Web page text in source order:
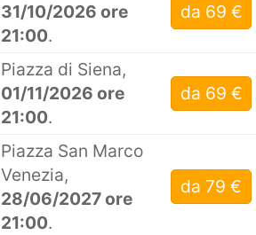
31/10/2026 ore
21:00.
da 69 €
Piazza di Siena,
01/11/2026 ore
21:00.
da 69 €
Piazza San Marco
Venezia,
28/06/2027 ore
21:00.
da 79 €